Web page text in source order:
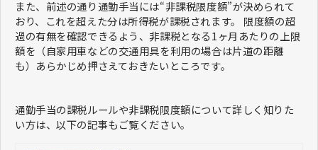
また、前述の通り通勤手当には“非課税限度額”が決められて
おり、これを超えた分は所得税が課税されます。 限度額の超
過の有無を確認できるよう、非課税となる1ヶ月あたりの上限
額を（自家用車などの交通用具を利用の場合は片道の距離
も）あらかじめ押さえておきたいところです。
通勤手当の課税ルールや非課税限度額について詳しく知りた
い方は、以下の記事もご覧ください。